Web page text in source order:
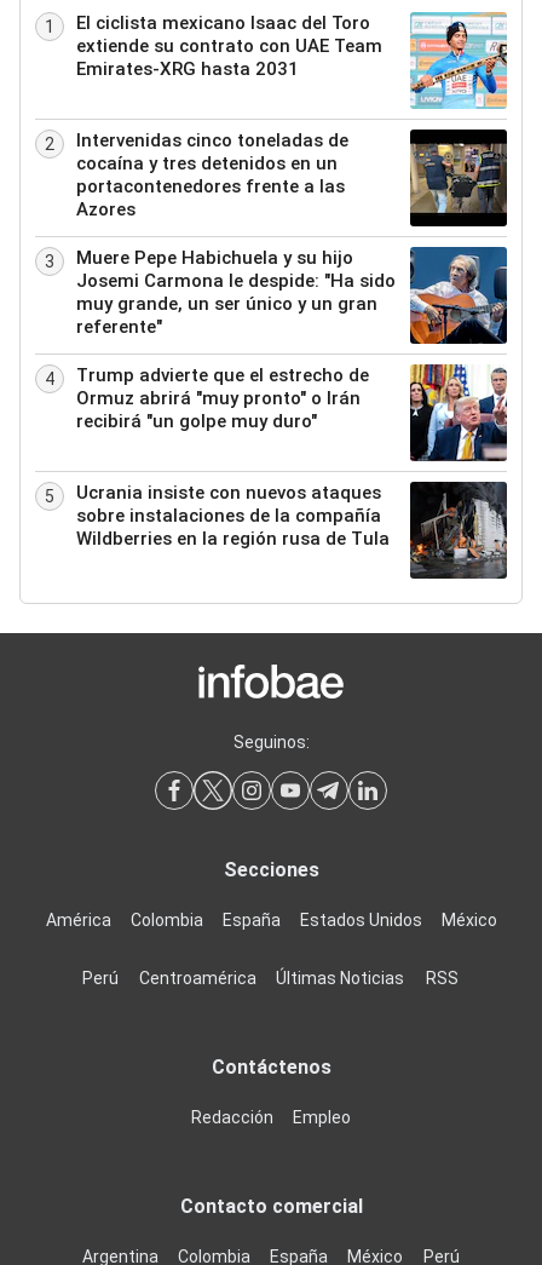
1
El ciclista mexicano Isaac del Toro
extiende su contrato con UAE Team
Emirates-XRG hasta 2031
2
Intervenidas cinco toneladas de
cocaína y tres detenidos en un
portacontenedores frente a las
Azores
3
Muere Pepe Habichuela y su hijo
Josemi Carmona le despide: "Ha sido
muy grande, un ser único y un gran
referente"
4
Trump advierte que el estrecho de
Ormuz abrirá "muy pronto" o Irán
recibirá "un golpe muy duro"
5
Ucrania insiste con nuevos ataques
sobre instalaciones de la compañía
Wildberries en la región rusa de Tula
Seguinos:
Secciones
América Colombia España Estados Unidos México
Perú Centroamérica Últimas Noticias RSS
Contáctenos
Redacción Empleo
Contacto comercial
Argentina Colombia España México Perú